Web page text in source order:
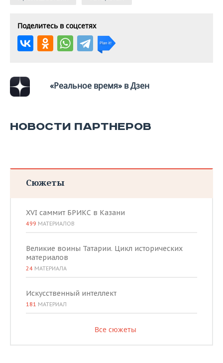
Поделитесь в соцсетях
«Реальное время» в Дзен
НОВОСТИ ПАРТНЕРОВ
Сюжеты
XVI саммит БРИКС в Казани
499 МАТЕРИАЛОВ
Великие воины Татарии. Цикл исторических
материалов
24 МАТЕРИАЛА
Искусственный интеллект
181 МАТЕРИАЛ
Все сюжеты